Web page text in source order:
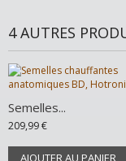
4 AUTRES
Semelles...
209,99 €
AJOUTER AU PANIER